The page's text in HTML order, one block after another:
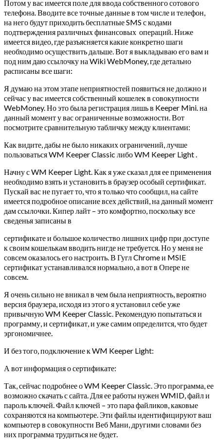
Потом у вас имеется поле для ввода собственного сотового
телефона. Вводите все точные данные в том числе и телефон,
на него будут приходить бесплатные SMS с кодами
подтверждения различных финансовых операций. Ниже
имеется видео, где разъясняется какие конкретно шаги
необходимо осуществить дальше. Вот я выкладываю его вам и
под ним даю ссылочку на Wiki WebMoney, где детально
расписаны все шаги:
Я думаю на этом этапе неприятностей появиться не должно и
сейчас у вас имеется собственный кошелек в совокупности
WebMoney. Но это была регистрация лишь в Keeper Mini. на
данный момент у вас ограниченные возможности. Вот
посмотрите сравнительную табличку между клиентами:
Как видите, дабы не было никаких ограничений, лучше
пользоваться WM Keeper Classic либо WM Keeper Light .
Начну с WM Keeper Light. Как я уже сказал для ее применения
необходимо взять и установить в браузер особый сертификат.
Пускай вас не пугает то, что я только что сообщил, на сайте
имеется подробное описание всех действий, на данный момент
дам ссылочки. Кипер лайт – это комфортно, поскольку все
сведенья записаны в
сертификате и большое количество лишних цифр при доступе
к своим кошелькам вводить нигде не требуется. Но у меня не
совсем оказалось его настроить. В Гугл Chrome и MSIE
сертификат устанавливался нормально, а вот в Опере не
совсем.
Я очень сильно не вникал в чем была неприятность, вероятно
версия браузера, исходя из этого я установил себе уже
привычную WM Keeper Classic. Рекомендую попытаться и
программу, и сертификат, и уже самим определится, что будет
эргономичнее.
И без того, подключение к WM Keeper Light:
А вот информация о сертификате:
Так, сейчас подробнее о WM Keeper Classic. Это программа, ее
возможно скачать с сайта. Для ее работы нужен WMID, файл и
пароль ключей. Файл ключей – это пара файликов, каковые
сохраняются на компьютере. Эти файлы идентифицируют ваш
компьютер в совокупности Веб Мани, другими словами без
них программа трудиться не будет.